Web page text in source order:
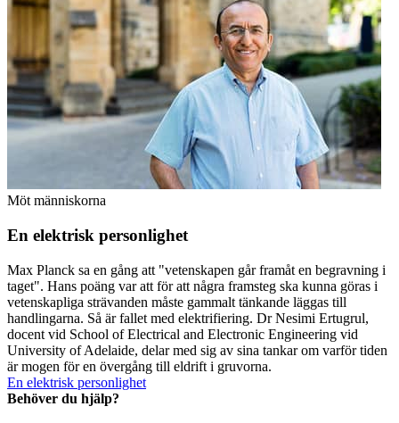
Möt människorna
En elektrisk personlighet
Max Planck sa en gång att "vetenskapen går framåt en begravning i
taget". Hans poäng var att för att några framsteg ska kunna göras i
vetenskapliga strävanden måste gammalt tänkande läggas till
handlingarna. Så är fallet med elektrifiering. Dr Nesimi Ertugrul,
docent vid School of Electrical and Electronic Engineering vid
University of Adelaide, delar med sig av sina tankar om varför tiden
är mogen för en övergång till eldrift i gruvorna.
En elektrisk personlighet
Behöver du hjälp?